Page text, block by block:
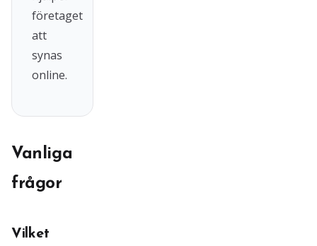
företaget
att
synas
online.
Vanliga
frågor
Vilket